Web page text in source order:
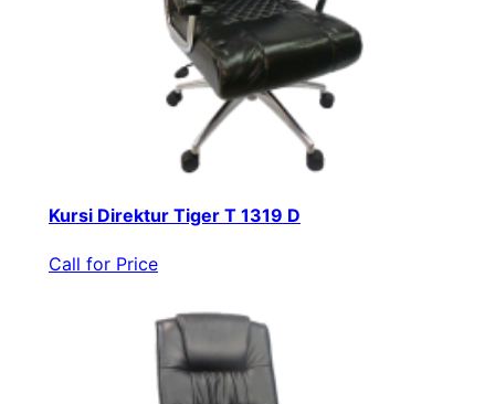
Kursi Direktur Tiger T 1319 D
Call for Price